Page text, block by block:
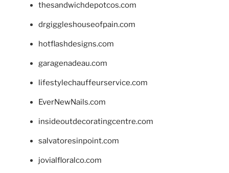
thesandwichdepotcos.com
drgiggleshouseofpain.com
hotflashdesigns.com
garagenadeau.com
lifestylechauffeurservice.com
EverNewNails.com
insideoutdecoratingcentre.com
salvatoresinpoint.com
jovialfloralco.com